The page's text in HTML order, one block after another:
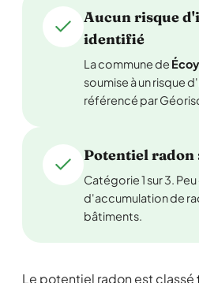
Aucun risque
identifié
La commune de
soumise à un risque
référencé par
Potentiel radon
Catégorie 1 sur 3.
d'accumulation de
bâtiments.
Le potentiel radon est classé